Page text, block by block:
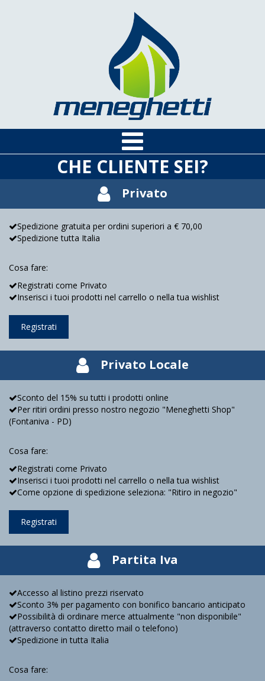
CHE CLIENTE SEI?
Privato
Spedizione gratuita per ordini superiori a € 70,00
Spedizione tutta Italia
Cosa fare:
Registrati come Privato
Inserisci i tuoi prodotti nel carrello o nella tua wishlist
Registrati
Privato Locale
Sconto del 15% su tutti i prodotti online
Per ritiri ordini presso nostro negozio "Meneghetti Shop"
(Fontaniva - PD)
Cosa fare:
Registrati come Privato
Inserisci i tuoi prodotti nel carrello o nella tua wishlist
Come opzione di spedizione seleziona: "Ritiro in negozio"
Registrati
Partita Iva
Accesso al listino prezzi riservato
Sconto 3% per pagamento con bonifico bancario anticipato
Possibilità di ordinare merce attualmente "non disponibile"
(attraverso contatto diretto mail o telefono)
Spedizione in tutta Italia
Cosa fare: